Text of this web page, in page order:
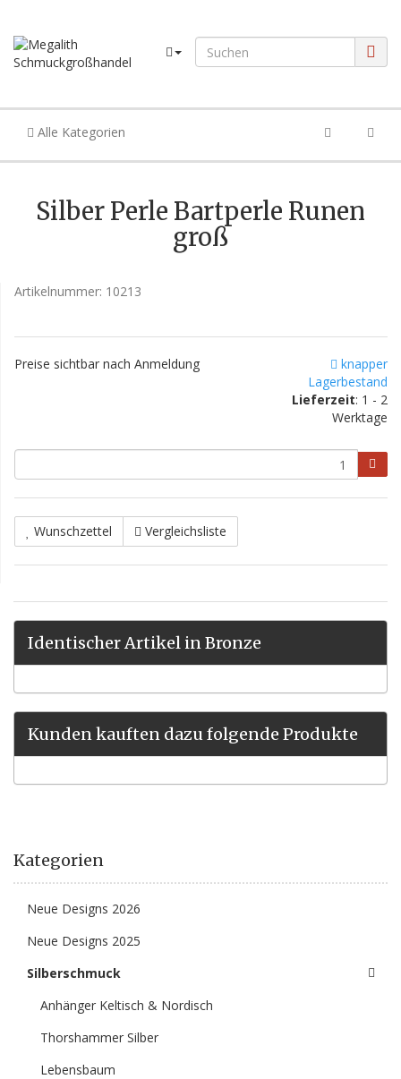
Alle Kategorien
Silber Perle Bartperle Runen
groß
Artikelnummer: 10213
Preise sichtbar nach Anmeldung
knapper
Lagerbestand
Lieferzeit: 1 - 2
Werktage
Wunschzettel Vergleichsliste
Identischer Artikel in Bronze
Kunden kauften dazu folgende Produkte
Kategorien
Neue Designs 2026
Neue Designs 2025
Silberschmuck
Anhänger Keltisch & Nordisch
Thorshammer Silber
Lebensbaum